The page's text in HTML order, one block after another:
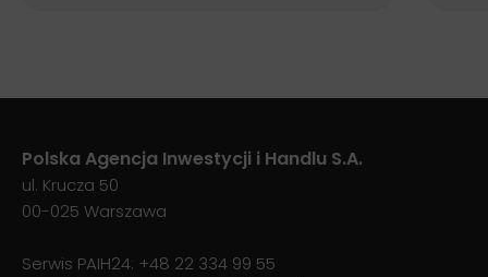
Polska Agencja Inwestycji i Handlu S.A.
ul. Krucza 50
00-025 Warszawa
Serwis PAIH24: +48 22 334 99 55